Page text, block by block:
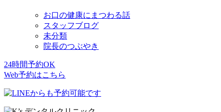
お口の健康にまつわる話
スタッフブログ
未分類
院長のつぶやき
24時間予約OK
Web予約はこちら